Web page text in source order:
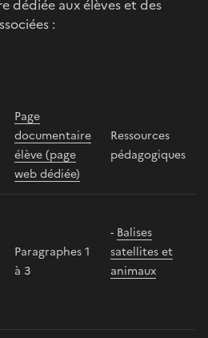
dédiée aux élèves et des
:
Page
documentaire
élève (page
web dédiée)
Ressources
pédagogiques
Paragraphes 1
à 3
- Balises
satellites et
animaux